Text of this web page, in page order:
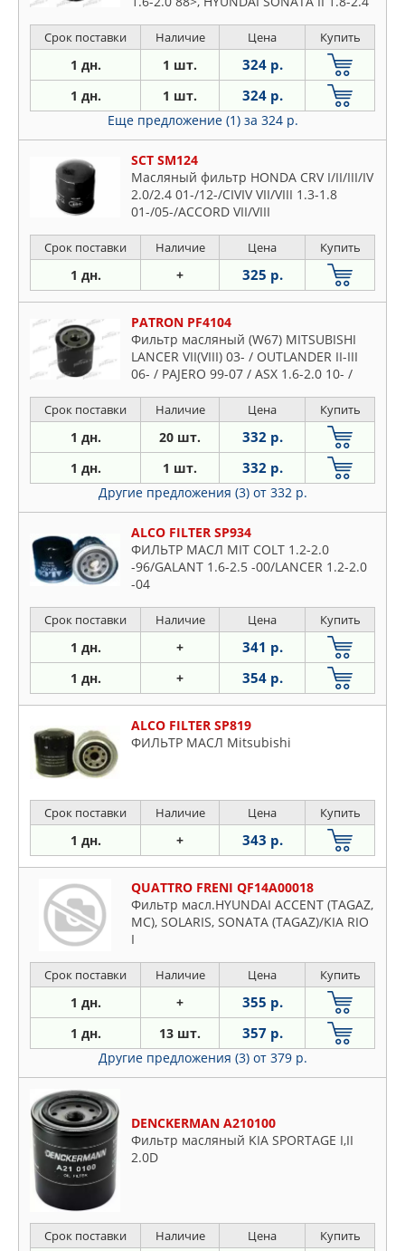
85-94
Срок поставки Наличие Цена Купить
1 дн. 1 шт. 324 р.
1 дн. 1 шт. 324 р.
Еще предложение (1) за 324 р.
SCT SM124
Масляный фильтр HONDA CRV I/II/III/IV
2.0/2.4 01-/12-/CIVIV VII/VIII 1.3-1.8
01-/05-/ACCORD VII/VIII
Срок поставки Наличие Цена Купить
1 дн. + 325 р.
PATRON PF4104
Фильтр масляный (W67) MITSUBISHI
LANCER VII(VIII) 03- / OUTLANDER II-III
06- / PAJERO 99-07 / ASX 1.6-2.0 10- /
HONDA: ACCORD VIII 03-
Срок поставки Наличие Цена Купить
1 дн. 20 шт. 332 р.
1 дн. 1 шт. 332 р.
Другие предложения (3) от 332 р.
ALCO FILTER SP934
ФИЛЬТР МАСЛ MIT COLT 1.2-2.0
-96/GALANT 1.6-2.5 -00/LANCER 1.2-2.0
-04
Срок поставки Наличие Цена Купить
1 дн. + 341 р.
1 дн. + 354 р.
ALCO FILTER SP819
ФИЛЬТР МАСЛ Mitsubishi
Срок поставки Наличие Цена Купить
1 дн. + 343 р.
QUATTRO FRENI QF14A00018
Фильтр масл.HYUNDAI ACCENT (TAGAZ,
MC), SOLARIS, SONATA (TAGAZ)/KIA RIO
I
Срок поставки Наличие Цена Купить
1 дн. + 355 р.
1 дн. 13 шт. 357 р.
Другие предложения (3) от 379 р.
DENCKERMAN A210100
Фильтр масляный KIA SPORTAGE I,II
2.0D
Срок поставки Наличие Цена Купить